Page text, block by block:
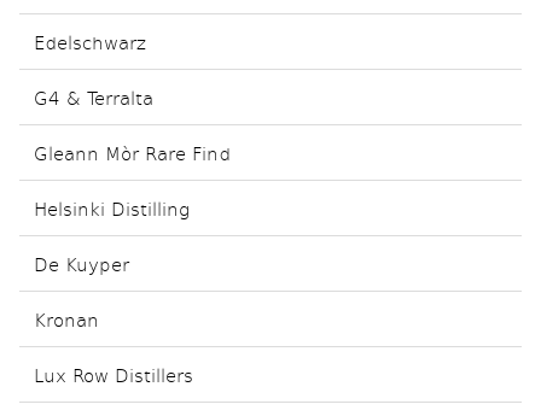
Edelschwarz
G4 & Terralta
Gleann Mòr Rare Find
Helsinki Distilling
De Kuyper
Kronan
Lux Row Distillers